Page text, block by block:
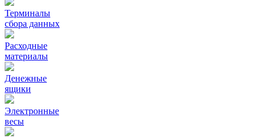
Терминалы
сбора данных
Расходные
материалы
Денежные
ящики
Электронные
весы